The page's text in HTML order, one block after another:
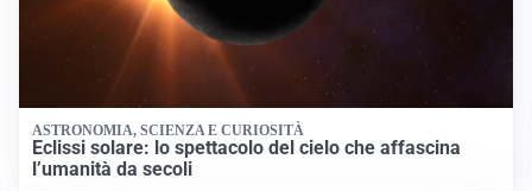
ASTRONOMIA, SCIENZA E CURIOSITÀ
Eclissi solare: lo spettacolo del cielo che affascina
l’umanità da secoli